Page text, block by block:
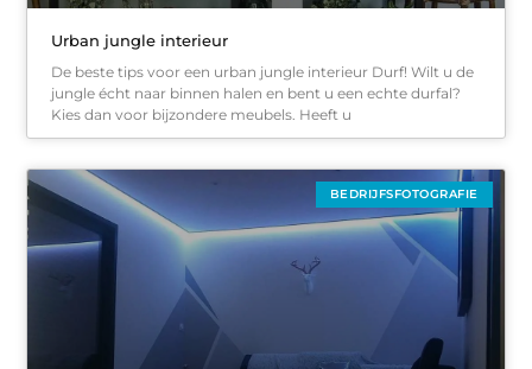
Urban jungle interieur
De beste tips voor een urban jungle interieur Durf! Wilt u de
jungle écht naar binnen halen en bent u een echte durfal?
Kies dan voor bijzondere meubels. Heeft u
BEDRIJFSFOTOGRAFIE